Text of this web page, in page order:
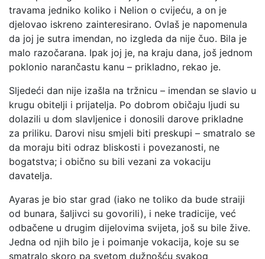
travama jedniko koliko i Nelion o cvijeću, a on je
djelovao iskreno zainteresirano. Ovlaš je napomenula
da joj je sutra imendan, no izgleda da nije čuo. Bila je
malo razočarana. Ipak joj je, na kraju dana, još jednom
poklonio narančastu kanu – prikladno, rekao je.
Sljedeći dan nije izašla na tržnicu – imendan se slavio u
krugu obitelji i prijatelja. Po dobrom običaju ljudi su
dolazili u dom slavljenice i donosili darove prikladne
za priliku. Darovi nisu smjeli biti preskupi – smatralo se
da moraju biti odraz bliskosti i povezanosti, ne
bogatstva; i obično su bili vezani za vokaciju
davatelja.
Ayaras je bio star grad (iako ne toliko da bude straiji
od bunara, šaljivci su govorili), i neke tradicije, već
odbačene u drugim dijelovima svijeta, još su bile žive.
Jedna od njih bilo je i poimanje vokacija, koje su se
smatralo skoro pa svetom dužnošću svakog